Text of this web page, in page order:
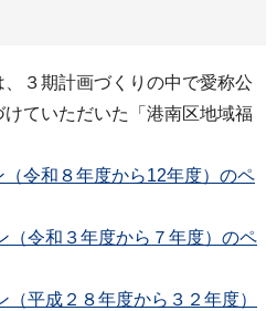
、３期計画づくりの中で愛称公
ていただいた「港南区地域福
令和８年度から12年度）のペ
（令和３年度から７年度）のペ
平成２８年度から３２年度）